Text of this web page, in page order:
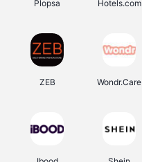
Plopsa Hotels.com
ZEB Wondr.Care